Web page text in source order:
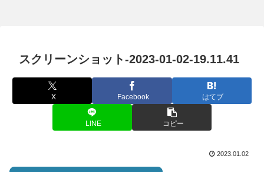
スクリーンショット-2023-01-02-19.11.41
X Facebook はてブ
LINE コピー
2023.01.02